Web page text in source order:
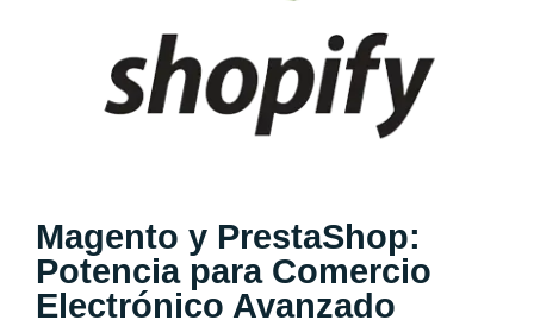
Magento y PrestaShop:
Potencia para Comercio
Electrónico Avanzado